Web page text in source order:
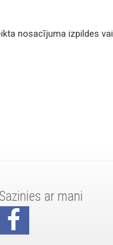
nosacījuma izpildes vai
ar mani